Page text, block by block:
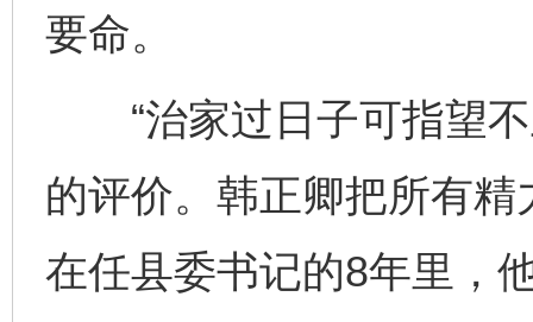
要命。
“治家过日子可指望不
的评价。韩正卿把所有精
在任县委书记的8年里，